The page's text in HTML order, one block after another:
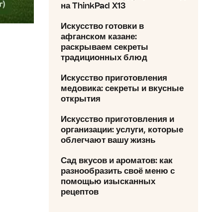
на ThinkPad X13
Искусство готовки в
афганском казане:
раскрываем секреты
традиционных блюд
Искусство приготовления
медовика: секреты и вкусные
открытия
Искусство приготовления и
организации: услуги, которые
облегчают вашу жизнь
Сад вкусов и ароматов: как
разнообразить своё меню с
помощью изысканных
рецептов